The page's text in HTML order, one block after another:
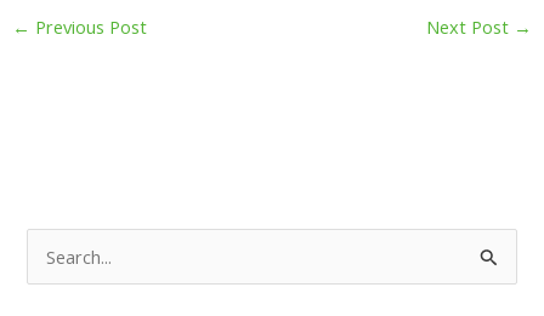
← Previous Post Next Post →